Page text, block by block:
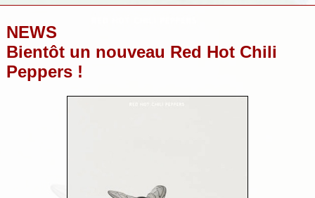
NEWS
Bientôt un nouveau Red Hot Chili
Peppers !